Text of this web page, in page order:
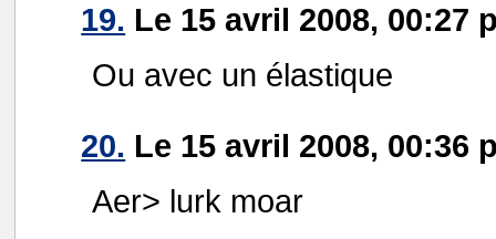
19. Le 15 avril 2008, 00:27
Ou avec un élastique
20. Le 15 avril 2008, 00:36
Aer> lurk moar